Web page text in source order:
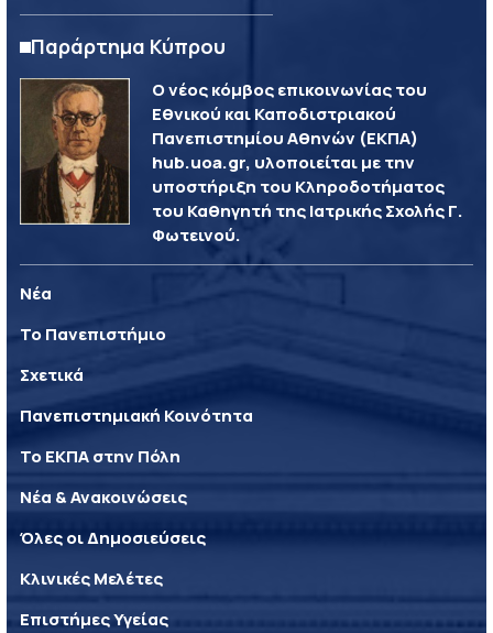
Παράρτημα Κύπρου
Ο νέος κόμβος επικοινωνίας του
Εθνικού και Καποδιστριακού
Πανεπιστημίου Αθηνών (ΕΚΠΑ)
hub.uoa.gr, υλοποιείται με την
υποστήριξη του Κληροδοτήματος
του Καθηγητή της Ιατρικής Σχολής Γ.
Φωτεινού.
Νέα
Το Πανεπιστήμιο
Σχετικά
Πανεπιστημιακή Κοινότητα
Το ΕΚΠΑ στην Πόλη
Νέα & Ανακοινώσεις
Όλες οι Δημοσιεύσεις
Κλινικές Μελέτες
Επιστήμες Υγείας